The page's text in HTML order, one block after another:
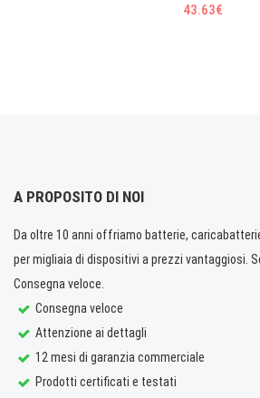
43.63€
A PROPOSITO DI NOI
Da oltre 10 anni offriamo batterie,
per migliaia di dispositivi a prezzi vantaggiosi.
Consegna veloce.
Consegna veloce
Attenzione ai dettagli
12 mesi di garanzia commerciale
Prodotti certificati e testati